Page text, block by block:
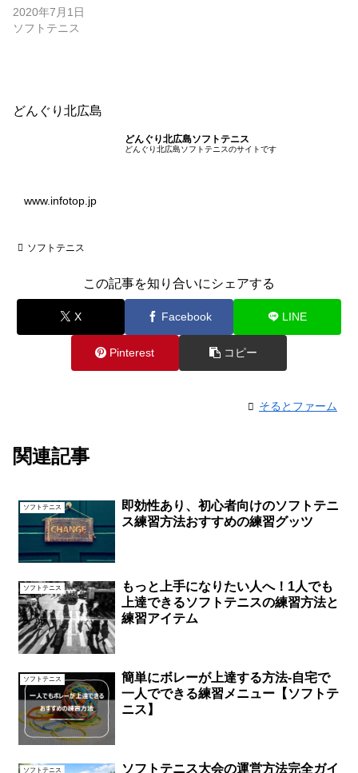
2020年7月1日
ソフトテニス
どんぐり北広島
どんぐり北広島ソフトテニス
どんぐり北広島ソフトテニスのサイトです
www.infotop.jp
ソフトテニス
この記事を知り合いにシェアする
X Facebook LINE
Pinterest コピー
そるとファーム
関連記事
ソフトテニス
即効性あり、初心者向けのソフトテニ
ス練習方法おすすめの練習グッツ
ソフトテニス
もっと上手になりたい人へ！1人でも
上達できるソフトテニスの練習方法と
練習アイテム
ソフトテニス
簡単にボレーが上達する方法-自宅で
一人でできる練習メニュー【ソフトテ
ニス】
ソフトテニス
ソフトテニス大会の運営方法完全ガイ